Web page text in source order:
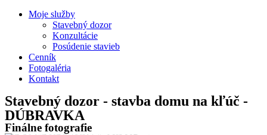
Moje služby
Stavebný dozor
Konzultácie
Posúdenie stavieb
Cenník
Fotogaléria
Kontakt
Stavebný dozor - stavba domu na kľúč -
DÚBRAVKA
Finálne fotografie